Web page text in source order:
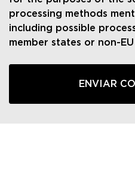
processing methods
including possible
member states or non-